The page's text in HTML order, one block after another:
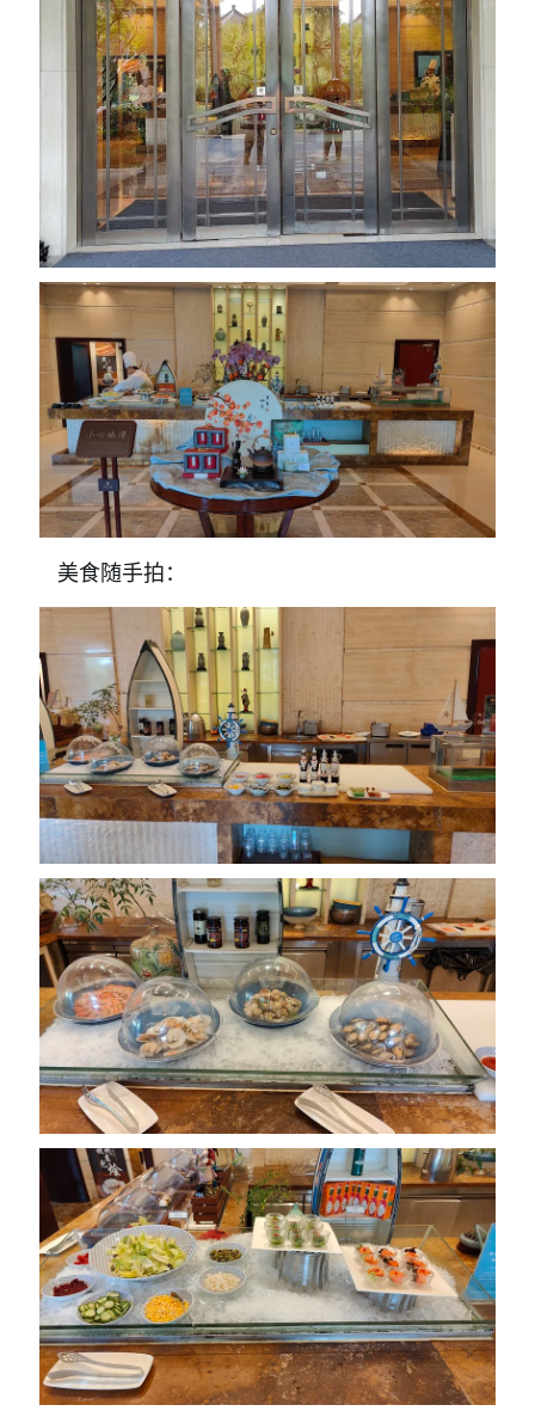
美食随手拍：